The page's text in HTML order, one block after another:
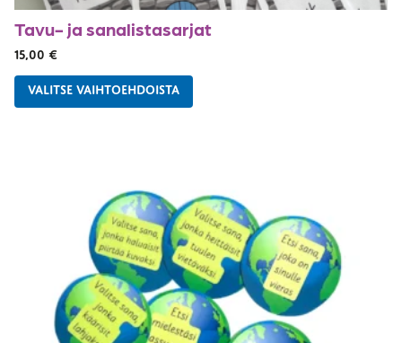
Tavu- ja sanalistasarjat
15,00 €
VALITSE VAIHTOEHDOISTA